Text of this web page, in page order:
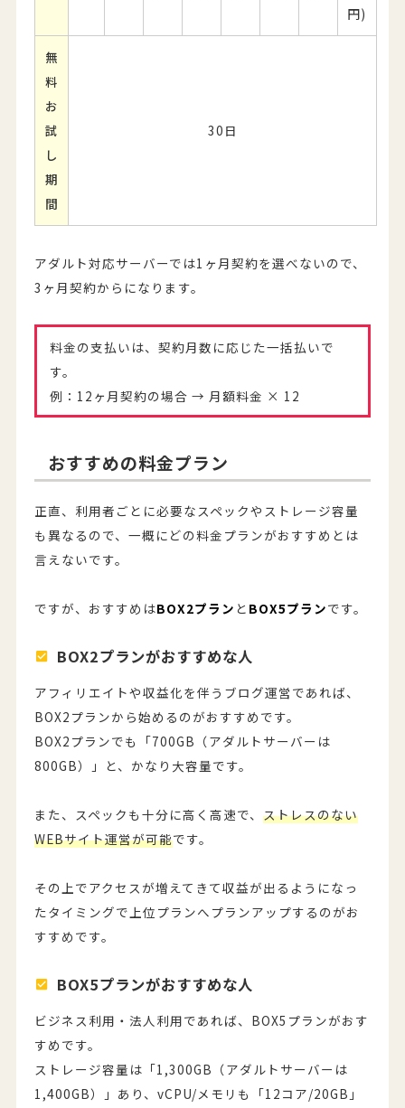
円)
無
料
お
試
し
期
間
30日
アダルト対応サーバーでは1ヶ月契約を選べないので、
3ヶ月契約からになります。
料金の支払いは、契約月数に応じた一括払いで
す。
例：12ヶ月契約の場合 → 月額料金 × 12
おすすめの料金プラン
正直、利用者ごとに必要なスペックやストレージ容量
も異なるので、一概にどの料金プランがおすすめとは
言えないです。
ですが、おすすめはBOX2プラン と BOX5プランです。
BOX2プランがおすすめな人
アフィリエイトや収益化を伴うブログ運営であれば、
BOX2プランから始めるのがおすすめです。
BOX2プランでも「700GB（アダルトサーバーは
800GB）」と、かなり大容量です。
また、スペックも十分に高く高速で、ストレスのない
WEBサイト運営が可能です。
その上でアクセスが増えてきて収益が出るようになっ
たタイミングで上位プランへプランアップするのがお
すすめです。
BOX5プランがおすすめな人
ビジネス利用・法人利用であれば、BOX5プランがおす
すめです。
ストレージ容量は「1,300GB（アダルトサーバーは
1,400GB）」あり、vCPU/メモリも「12コア/20GB」